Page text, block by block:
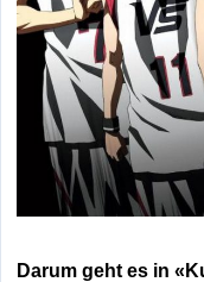
Darum geht es in